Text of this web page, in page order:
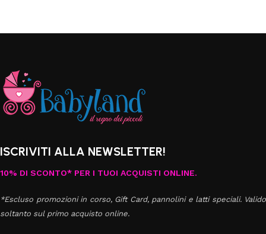
ISCRIVITI ALLA NEWSLETTER!
10% DI SCONTO* PER I TUOI ACQUISTI ONLINE.
*Escluso promozioni in corso, Gift Card, pannolini e latti speciali. Valido
soltanto sul primo acquisto online.